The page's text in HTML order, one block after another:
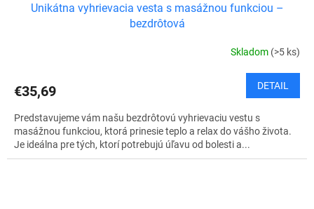
Unikátna vyhrievacia vesta s masážnou funkciou –
bezdrôtová
Skladom (>5 ks)
€35,69 DETAIL
Predstavujeme vám našu bezdrôtovú vyhrievaciu vestu s
masážnou funkciou, ktorá prinesie teplo a relax do vášho života.
Je ideálna pre tých, ktorí potrebujú úľavu od bolesti a...